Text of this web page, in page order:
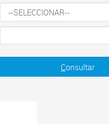
Consultar